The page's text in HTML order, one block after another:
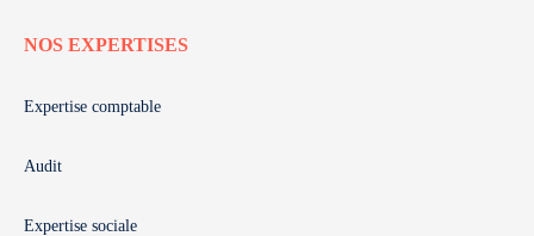
NOS EXPERTISES
Expertise comptable
Audit
Expertise sociale